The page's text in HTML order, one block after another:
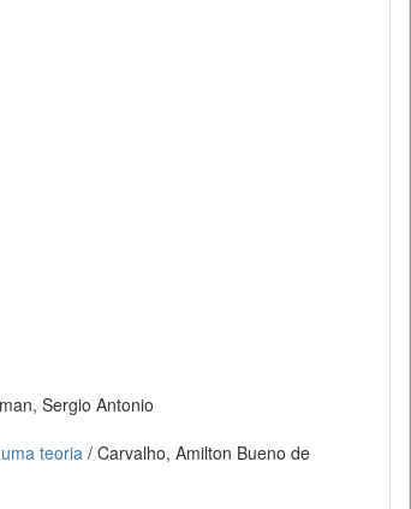
Sergio Antonio
teoria / Carvalho, Amilton Bueno de